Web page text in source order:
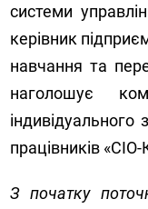
системи
керівник
навчання та
наголошує
індивідуального
працівників
З початку